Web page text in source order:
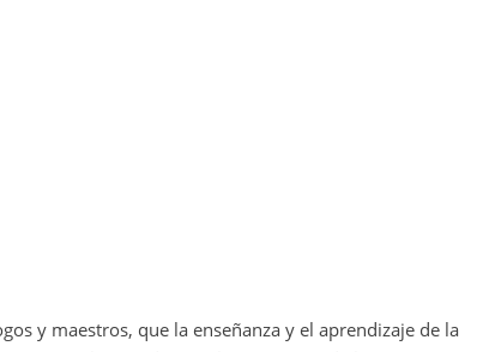
y maestros, que la enseñanza y el aprendizaje de la